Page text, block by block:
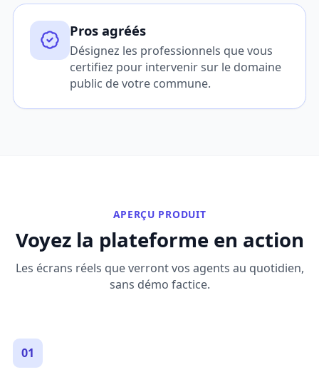
Pros agréés
Désignez les professionnels que vous
certifiez pour intervenir sur le domaine
public de votre commune.
APERÇU PRODUIT
Voyez la plateforme en action
Les écrans réels que verront vos agents au quotidien,
sans démo factice.
01